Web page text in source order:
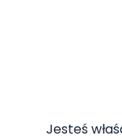
Jesteś